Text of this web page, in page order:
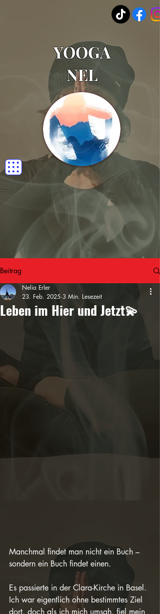
YOOGA
NEL
Beitrag
Leben im Hier und Jetzt💫
Nelia Erler
23. Feb. 2025 3 Min. Lesezeit
Manchmal findet man nicht ein Buch –
sondern ein Buch findet einen.
Es passierte in der Clara-Kirche in Basel.
Ich war eigentlich ohne bestimmtes Ziel
dort, doch als ich mich umsah, fiel mein